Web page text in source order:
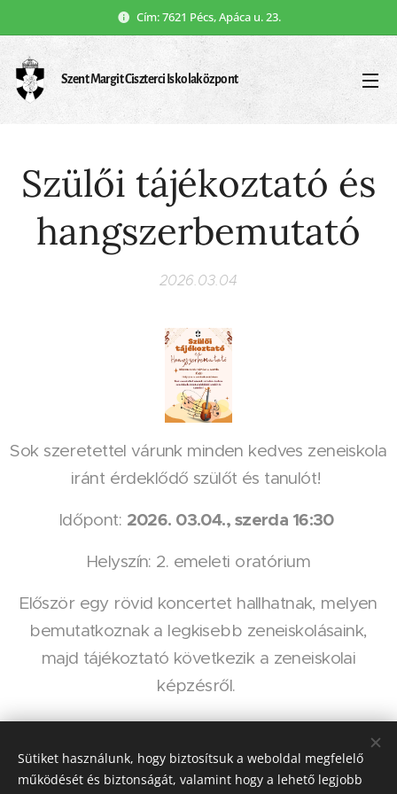
Cím: 7621 Pécs, Apáca u. 23.
Szent Margit Ciszterci Iskolaközpont
Szülői tájékoztató és
hangszerbemutató
2026.03.04
Sok szeretettel várunk minden kedves zeneiskola
iránt érdeklődő szülőt és tanulót!
Időpont: 2026. 03.04., szerda 16:30
Helyszín: 2. emeleti oratórium
Először egy rövid koncertet hallhatnak, melyen
bemutatkoznak a legkisebb zeneiskolásaink,
majd tájékoztató következik a zeneiskolai
képzésről.
Sütiket használunk, hogy biztosítsuk a weboldal megfelelő
működését és biztonságát, valamint hogy a lehető legjobb